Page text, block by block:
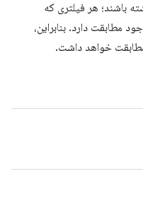
باشند؛ هر فیلتری که
مطابقت دارد. بنابراین،
خواهد داشت.